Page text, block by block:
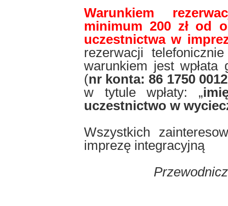
Warunkiem
minimum 200 zł od
uczestnictwa w
rezerwacji
warunkiem jest wpłata
(nr konta: 86 1750
w tytule wpłaty: „
uczestnictwo w
Wszystkich
imprezę integracyjną